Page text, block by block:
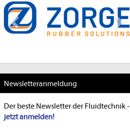
Newsletteranmeldung
Der beste Newsletter der Fluidtechnik -
jetzt anmelden!